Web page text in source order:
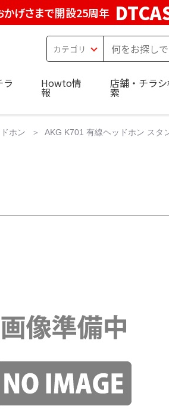
かげさまで開設25周年
ラ Howto情
報
店舗・チラ
索
ホン AKG K701 有線ヘッドホン スタ